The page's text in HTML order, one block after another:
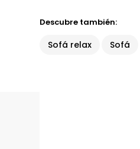
Descubre también:
Sofá relax Sofá